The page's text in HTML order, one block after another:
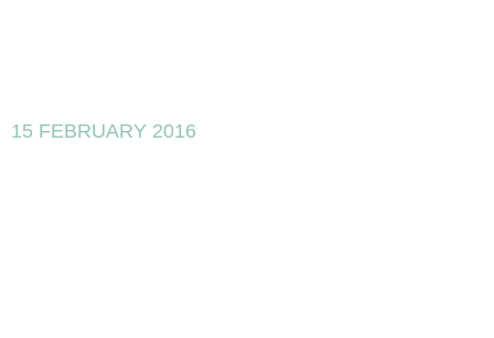
15 FEBRUARY 2016